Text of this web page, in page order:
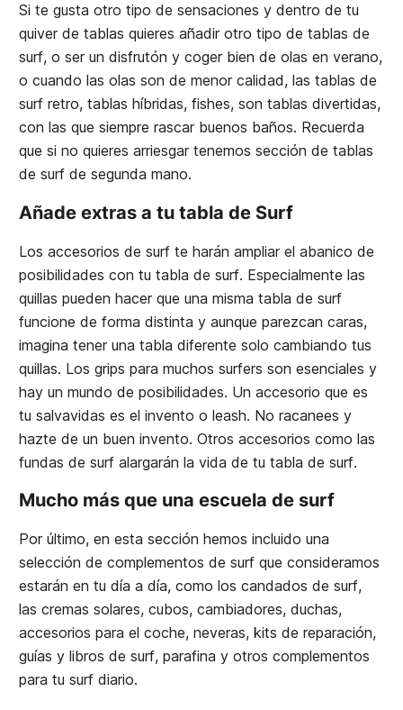
Si te gusta otro tipo de sensaciones y dentro de tu
quiver de tablas quieres añadir otro tipo de tablas de
surf, o ser un disfrutón y coger bien de olas en verano,
o cuando las olas son de menor calidad, las tablas de
surf retro, tablas híbridas, fishes, son tablas divertidas,
con las que siempre rascar buenos baños. Recuerda
que si no quieres arriesgar tenemos sección de tablas
de surf de segunda mano.
Añade extras a tu tabla de Surf
Los accesorios de surf te harán ampliar el abanico de
posibilidades con tu tabla de surf. Especialmente las
quillas pueden hacer que una misma tabla de surf
funcione de forma distinta y aunque parezcan caras,
imagina tener una tabla diferente solo cambiando tus
quillas. Los grips para muchos surfers son esenciales y
hay un mundo de posibilidades. Un accesorio que es
tu salvavidas es el invento o leash. No racanees y
hazte de un buen invento. Otros accesorios como las
fundas de surf alargarán la vida de tu tabla de surf.
Mucho más que una escuela de surf
Por último, en esta sección hemos incluido una
selección de complementos de surf que consideramos
estarán en tu día a día, como los candados de surf,
las cremas solares, cubos, cambiadores, duchas,
accesorios para el coche, neveras, kits de reparación,
guías y libros de surf, parafina y otros complementos
para tu surf diario.